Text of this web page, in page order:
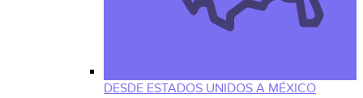
DESDE ESTADOS UNIDOS A MÉXICO